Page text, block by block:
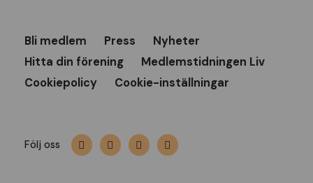
Bli medlem Press
Nyheter
Hitta din förening
Medlemstidningen Liv
Cookiepolicy
Cookie-inställningar
Följ oss